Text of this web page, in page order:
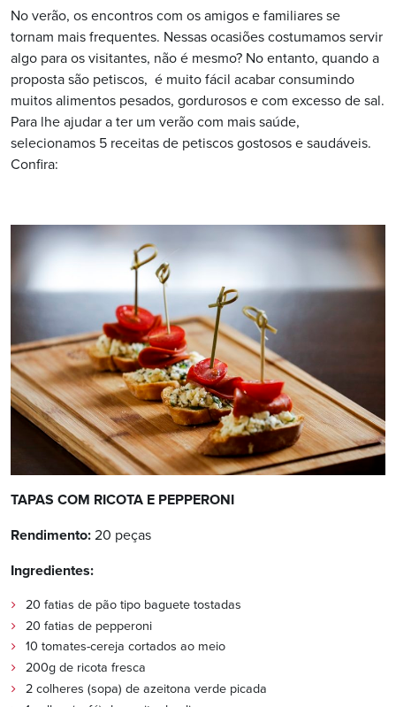
No verão, os encontros com os amigos e familiares se
tornam mais frequentes. Nessas ocasiões costumamos servir
algo para os visitantes, não é mesmo? No entanto, quando a
proposta são petiscos, é muito fácil acabar consumindo
muitos alimentos pesados, gordurosos e com excesso de sal.
Para lhe ajudar a ter um verão com mais saúde,
selecionamos 5 receitas de petiscos gostosos e saudáveis.
Confira:
TAPAS COM RICOTA E PEPPERONI
Rendimento: 20 peças
Ingredientes:
20 fatias de pão tipo baguete tostadas
20 fatias de pepperoni
10 tomates-cereja cortados ao meio
200g de ricota fresca
2 colheres (sopa) de azeitona verde picada